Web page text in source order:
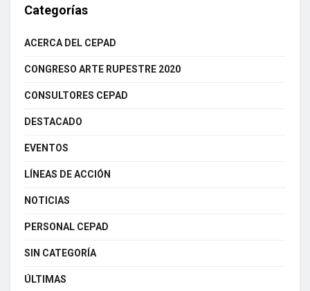
Categorías
ACERCA DEL CEPAD
CONGRESO ARTE RUPESTRE 2020
CONSULTORES CEPAD
DESTACADO
EVENTOS
LÍNEAS DE ACCIÓN
NOTICIAS
PERSONAL CEPAD
SIN CATEGORÍA
ÚLTIMAS